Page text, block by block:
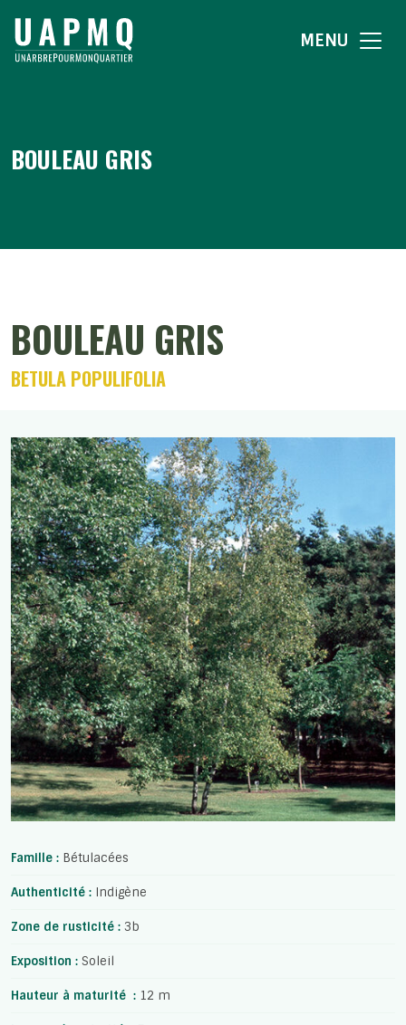
MENU
BOULEAU GRIS
BOULEAU GRIS
BETULA POPULIFOLIA
Famille : Bétulacées
Authenticité : Indigène
Zone de rusticité : 3b
Exposition : Soleil
Hauteur à maturité : 12 m